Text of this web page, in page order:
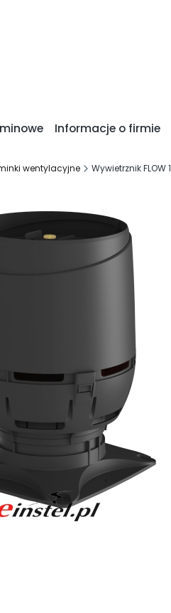
Informacje o firmie
wentylacyjne Wywietrznik